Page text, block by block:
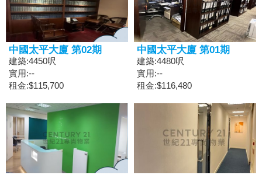
中國太平大廈 第02期
建築:4450呎
實用:--
租金:$115,700
中國太平大廈 第01期
建築:4480呎
實用:--
租金:$116,480